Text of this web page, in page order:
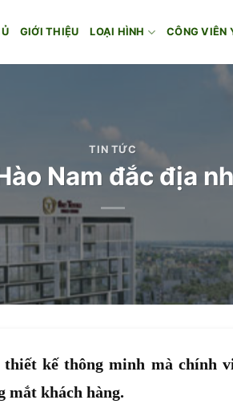
GIỚI THIỆU LOẠI HÌNH CÔNG VIÊN
TIN TỨC
Nam đắc địa
thiết kế thông minh mà chính
mắt khách hàng.